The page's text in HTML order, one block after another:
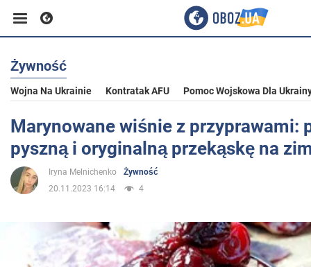
Biznes
Sport
Rozrywka
Polityka
Żywność
Wojna Na Ukrainie Kontratak AFU Pomoc Wojskowa Dla
Marynowane wiśnie z przyprawami:
pyszną i oryginalną przekąskę na
Iryna Melnichenko
Żywność
20.11.2023 16:14
4